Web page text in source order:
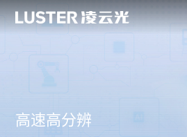
高速高分辨